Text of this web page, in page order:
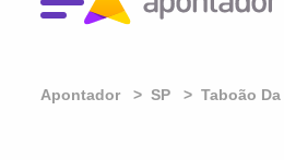
Apontador SP Taboão Da